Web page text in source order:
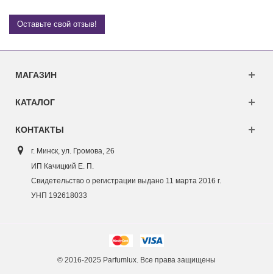
Оставьте свой отзыв!
МАГАЗИН
КАТАЛОГ
КОНТАКТЫ
г. Минск, ул. Громова, 26
ИП Качицкий Е. П.
Свидетельство о регистрации выдано 11 марта 2016 г.
УНП 192618033
© 2016-2025 Parfumlux. Все права защищены